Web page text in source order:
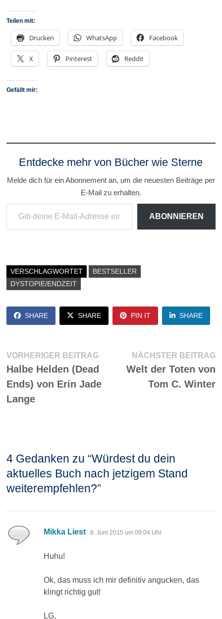
Teilen mit:
Drucken WhatsApp Facebook
X Pinterest Reddit
Gefällt mir:
Entdecke mehr von Bücher wie Sterne
Melde dich für ein Abonnement an, um die neuesten Beiträge per
E-Mail zu erhalten.
Gib deine E-Mail-Adresse ein ...
ABONNIEREN
VERSCHLAGWORTET
BESTSELLER
DYSTOPIE/ENDZEIT
SHARE SHARE PIN IT SHARE
Beitragsnavigation
VORHERIGER BEITRAGVorheriger
Beitrag:
Halbe Helden (Dead
Ends) von Erin Jade
Lange
NÄCHSTER BEITRAG
Welt der Toten von
Tom C. Winter
4 Gedanken zu “Würdest du dein
aktuelles Buch nach jetzigem Stand
weiterempfehlen?”
Mikka Liest sagt:
8. Juni 2015 um 09:04 Uhr
Huhu!
Ok, das muss ich mir definitiv angucken, das
klingt richtig gut!
LG,